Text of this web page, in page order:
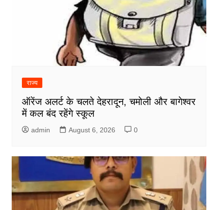
राज्य
ऑरेंज अलर्ट के चलते देहरादून, चमोली और बागेश्वर
में कल बंद रहेंगे स्कूल
admin August 6, 2026 0